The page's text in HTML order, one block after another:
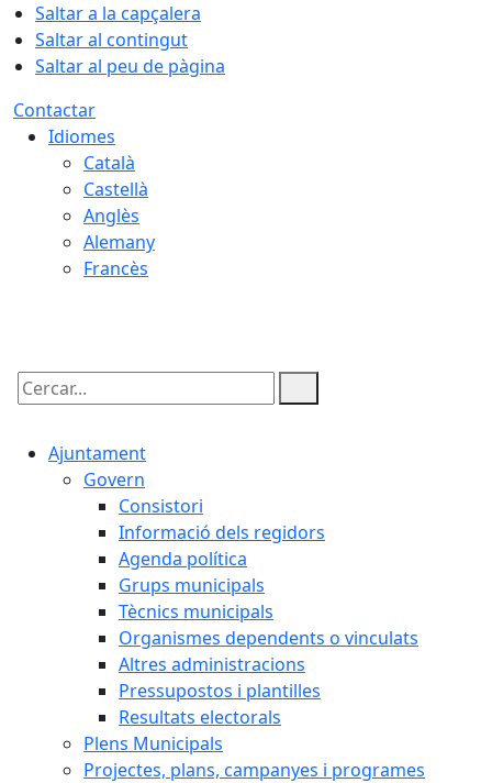
Saltar a la capçalera
Saltar al contingut
Saltar al peu de pàgina
Contactar
Idiomes
Català
Castellà
Anglès
Alemany
Francès
Cercar:
Ajuntament
Govern
Consistori
Informació dels regidors
Agenda política
Grups municipals
Tècnics municipals
Organismes dependents o vinculats
Altres administracions
Pressupostos i plantilles
Resultats electorals
Plens Municipals
Projectes, plans, campanyes i programes